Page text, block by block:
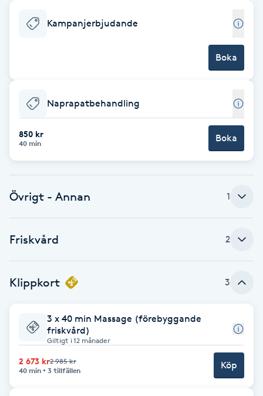
Babylights
Barber
Blowout
Brynformning
Brynfärgning
Bröllopsuppsättning
Kampanjerbjudande
Boka
Naprapatbehandling
850 kr
40 min Boka
Övrigt - Annan 1
Friskvård 2
Klippkort 3
3 x 40 min Massage (förebyggande
friskvård)
Giltigt i 12 månader
2 673 kr2 985 kr
40 min
3 tillfällen Köp